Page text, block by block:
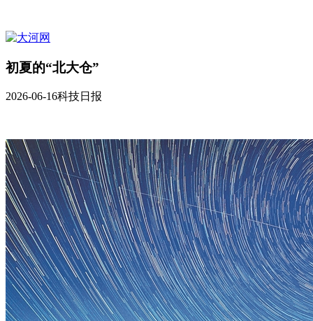
初夏的“北大仓”
2026-06-16科技日报